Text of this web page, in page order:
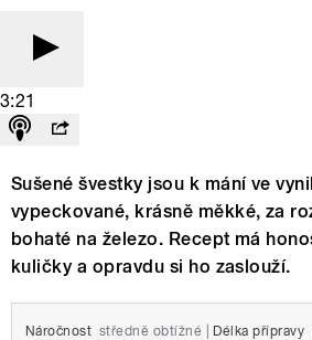
3:21
Sušené švestky jsou k mání ve
vypeckované, krásně měkké, za
bohaté na železo. Recept má
kuličky a opravdu si ho zaslouží.
Náročnost středně obtížné Délka přípravy